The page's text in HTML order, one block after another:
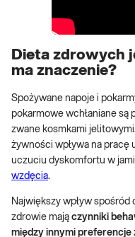
Dieta zdrowych
ma znaczenie?
Spożywane napoje i
pokarmowe wchłaniane są
zwane kosmkami
żywności wpływa na pracę
uczuciu dyskomfortu w
wzdęcia.
Największy wpływ
zdrowie mają czynniki
między innymi preferencje